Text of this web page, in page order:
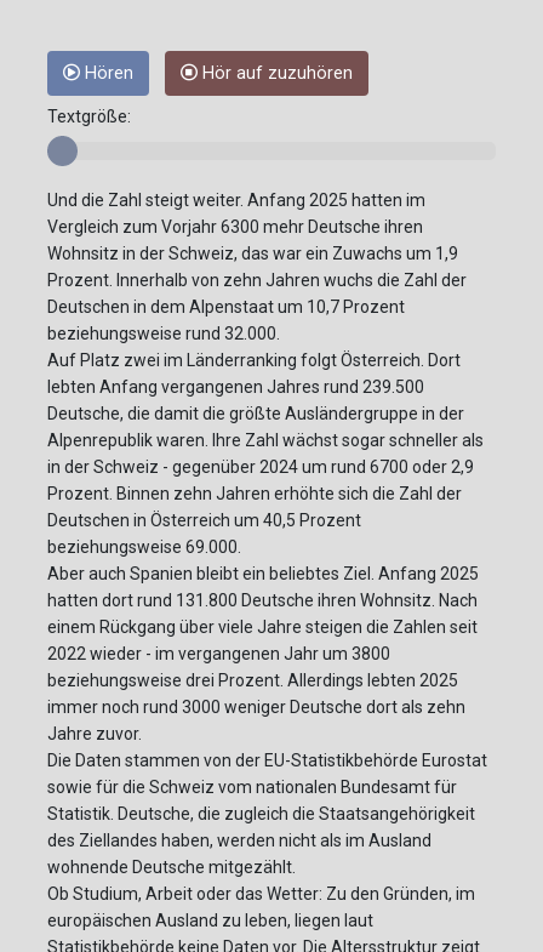
Hören Hör auf zuzuhören
Textgröße:
Und die Zahl steigt weiter. Anfang 2025 hatten im
Vergleich zum Vorjahr 6300 mehr Deutsche ihren
Wohnsitz in der Schweiz, das war ein Zuwachs um 1,9
Prozent. Innerhalb von zehn Jahren wuchs die Zahl der
Deutschen in dem Alpenstaat um 10,7 Prozent
beziehungsweise rund 32.000.
Auf Platz zwei im Länderranking folgt Österreich. Dort
lebten Anfang vergangenen Jahres rund 239.500
Deutsche, die damit die größte Ausländergruppe in der
Alpenrepublik waren. Ihre Zahl wächst sogar schneller als
in der Schweiz - gegenüber 2024 um rund 6700 oder 2,9
Prozent. Binnen zehn Jahren erhöhte sich die Zahl der
Deutschen in Österreich um 40,5 Prozent
beziehungsweise 69.000.
Aber auch Spanien bleibt ein beliebtes Ziel. Anfang 2025
hatten dort rund 131.800 Deutsche ihren Wohnsitz. Nach
einem Rückgang über viele Jahre steigen die Zahlen seit
2022 wieder - im vergangenen Jahr um 3800
beziehungsweise drei Prozent. Allerdings lebten 2025
immer noch rund 3000 weniger Deutsche dort als zehn
Jahre zuvor.
Die Daten stammen von der EU-Statistikbehörde Eurostat
sowie für die Schweiz vom nationalen Bundesamt für
Statistik. Deutsche, die zugleich die Staatsangehörigkeit
des Ziellandes haben, werden nicht als im Ausland
wohnende Deutsche mitgezählt.
Ob Studium, Arbeit oder das Wetter: Zu den Gründen, im
europäischen Ausland zu leben, liegen laut
Statistikbehörde keine Daten vor. Die Altersstruktur zeigt